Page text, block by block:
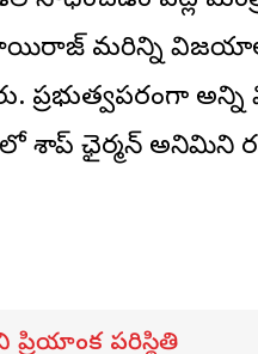
మరిన్ని
ప్రభుత్వపరంగా
శాప్ ఛైర్మన్ అనిమిని
ప్రియాంక పరిస్థితి